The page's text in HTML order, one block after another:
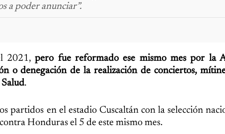
a poder anunciar”.
2021,pero fue reformado ese mismo mes por la
o denegación de la realización de conciertos,
.
partidos en el estadio Cuscaltán con la selección
Honduras el 5 de este mismo mes.